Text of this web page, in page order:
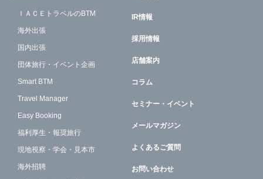
ＩＡＣＥトラベルのBTM
海外出張
国内出張
団体旅行・イベント企画
Smart BTM
Travel Manager
Easy Booking
福利厚生・報奨旅行
現地視察・学会・見本市
海外招聘
IR情報
採用情報
店舗案内
コラム
セミナー・イベント
メールマガジン
よくあるご質問
お問い合わせ